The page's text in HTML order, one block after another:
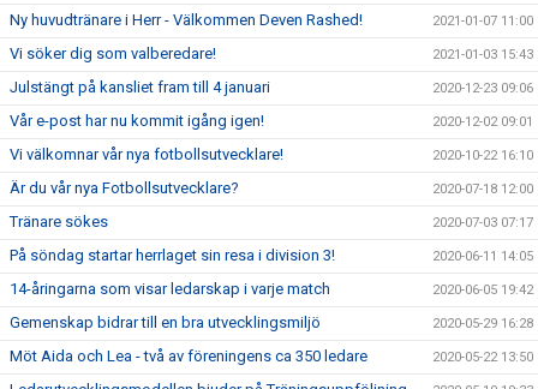
Ny huvudtränare i Herr - Välkommen Deven Rashed! 2021-01-07 11:00
Vi söker dig som valberedare! 2021-01-03 15:43
Julstängt på kansliet fram till 4 januari 2020-12-23 09:06
Vår e-post har nu kommit igång igen! 2020-12-02 09:01
Vi välkomnar vår nya fotbollsutvecklare! 2020-10-22 16:10
Är du vår nya Fotbollsutvecklare? 2020-07-18 12:00
Tränare sökes 2020-07-03 07:17
På söndag startar herrlaget sin resa i division 3! 2020-06-11 14:05
14-åringarna som visar ledarskap i varje match 2020-06-05 19:42
Gemenskap bidrar till en bra utvecklingsmiljö 2020-05-29 16:28
Möt Aida och Lea - två av föreningens ca 350 ledare 2020-05-22 13:50